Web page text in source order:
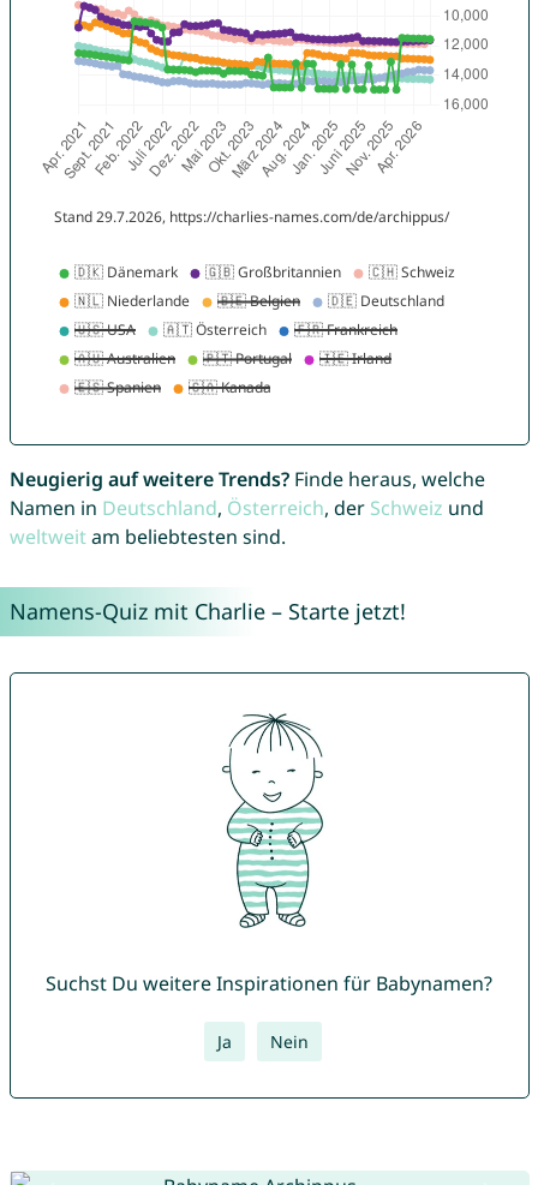
Neugierig auf weitere Trends?Finde heraus, welche
Namen in Deutschland, Österreich, der Schweiz und
weltweitam beliebtesten sind.
Namens-Quiz mit Charlie – Starte jetzt!
Suchst Du weitere Inspirationen für Babynamen?
Ja Nein